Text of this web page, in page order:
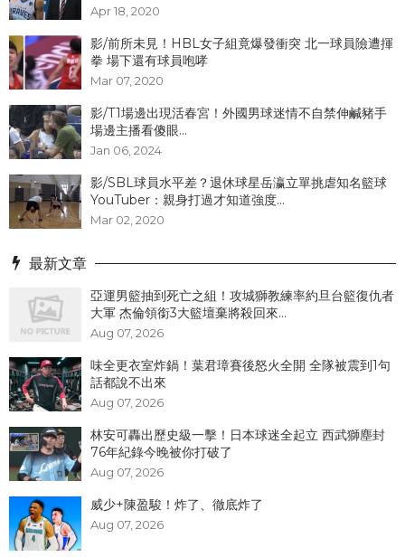
Apr 18, 2020
影/前所未見！HBL女子組竟爆發衝突 北一球員險遭揮
拳 場下還有球員咆哮
Mar 07, 2020
影/T1場邊出現活春宮！外國男球迷情不自禁伸鹹豬手
場邊主播看傻眼...
Jan 06, 2024
影/SBL球員水平差？退休球星岳瀛立單挑虐知名籃球
YouTuber：親身打過才知道強度...
Mar 02, 2020
最新文章
亞運男籃抽到死亡之組！攻城獅教練率約旦台籃復仇者
大軍 杰倫領銜3大籃壇棄將殺回來...
Aug 07, 2026
味全更衣室炸鍋！葉君璋賽後怒火全開 全隊被震到1句
話都說不出來
Aug 07, 2026
林安可轟出歷史級一擊！日本球迷全起立 西武獅塵封
76年紀錄今晚被你打破了
Aug 07, 2026
威少+陳盈駿！炸了、徹底炸了
Aug 07, 2026